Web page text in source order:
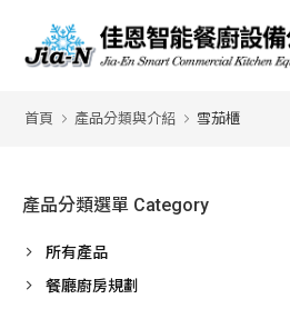
首頁 產品分類與介紹 雪茄櫃
產品分類選單 Category
所有產品
餐廳廚房規劃